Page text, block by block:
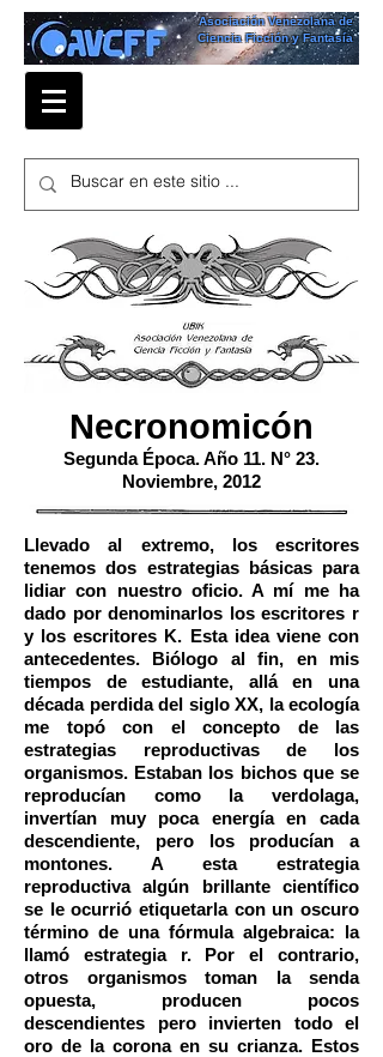
Asociación Venezolana de
Ciencia Ficción y Fantasía
Necronomicón
Segunda Época. Año 11. N° 23.
Noviembre, 2012
Llevado al extremo, los escritores
tenemos dos estrategias básicas para
lidiar con nuestro oficio. A mí me ha
dado por denominarlos los escritores r
y los escritores K. Esta idea viene con
antecedentes. Biólogo al fin, en mis
tiempos de estudiante, allá en una
década perdida del siglo XX, la ecología
me topó con el concepto de las
estrategias reproductivas de los
organismos. Estaban los bichos que se
reproducían como la verdolaga,
invertían muy poca energía en cada
descendiente, pero los producían a
montones. A esta estrategia
reproductiva algún brillante científico
se le ocurrió etiquetarla con un oscuro
término de una fórmula algebraica: la
llamó estrategia r. Por el contrario,
otros organismos toman la senda
opuesta, producen pocos
descendientes pero invierten todo el
oro de la corona en su crianza. Estos